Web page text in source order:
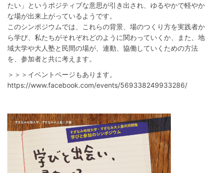
たい」というポジティブな意思が引き出され、ゆるやかで軽やか
な場が出来上がっているようです。
このシンポジウムでは、これらの背景、場のつくり方を実践者か
ら学び、私たちがそれぞれどのように関わっていくか、また、地
域大学や大人塾と民間の場が、連動、協働していくための方法
を、参加者と共に考えます。
＞＞＞イベントページもあります。
https://www.facebook.com/events/569338249933286/